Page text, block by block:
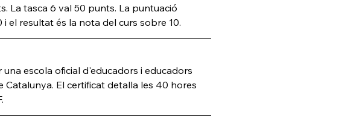
La tasca 6 val 50 punts. La puntuació
el resultat és la nota del curs sobre 10.
escola oficial d'educadors i educadors
El certificat detalla les 40 hores